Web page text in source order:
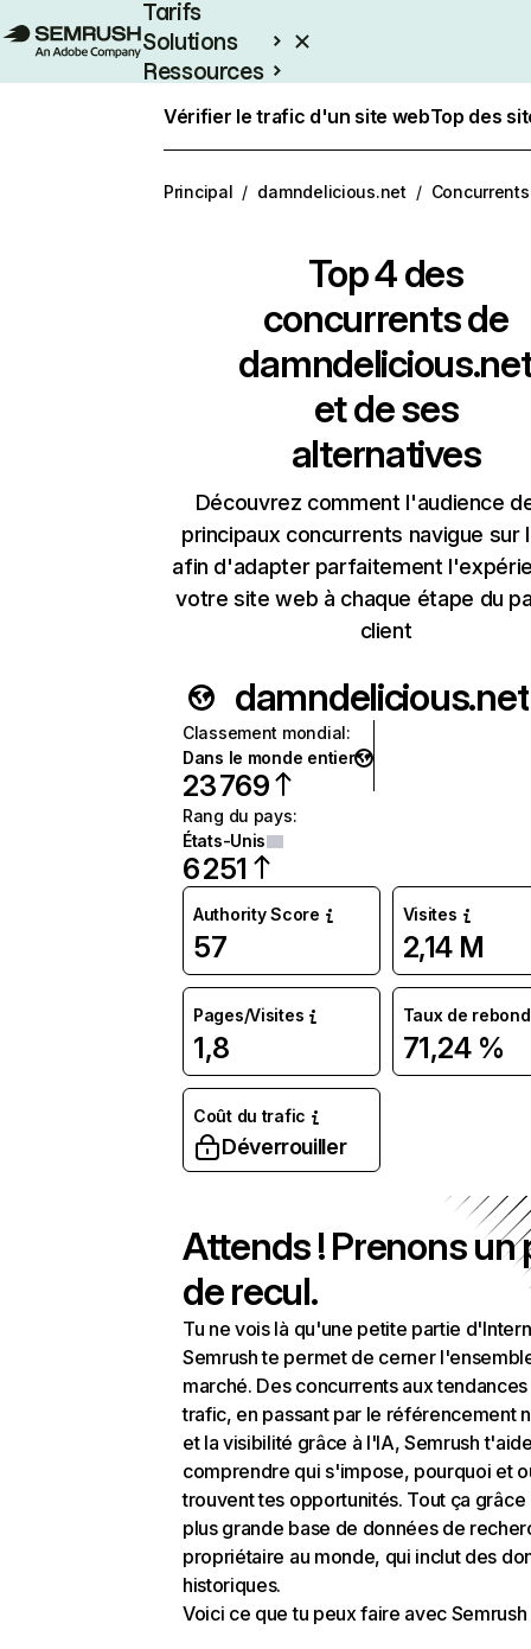
Tarifs
Solutions
Ressources
Vérifier le trafic d'un site webTop des
Principal / damndelicious.net / Concurrents
Top 4 des
concurrents de
et de ses
alternatives
Découvrez comment l'audience
principaux concurrents navigue sur
afin d'adapter parfaitement
votre site web à chaque étape du
client
damndelicious.net
Classement mondial:
Dans le monde entier
23 769
Rang du pays:
États-Unis
6 251
Authority Score
57
Visites
2,14 M
Pages/Visites
1,8
Taux de rebond
71,24 %
Coût du trafic
Déverrouiller
Attends ! Prenons un
de recul.
Tu ne vois là qu'une petite partie
Semrush te permet de cerner
marché. Des concurrents aux
trafic, en passant par le référencement
et la visibilité grâce à l'IA, Semrush
comprendre qui s'impose, pourquoi et
trouvent tes opportunités. Tout ça grâce
plus grande base de données de
propriétaire au monde, qui inclut des
historiques.
Voici ce que tu peux faire avec Semrush